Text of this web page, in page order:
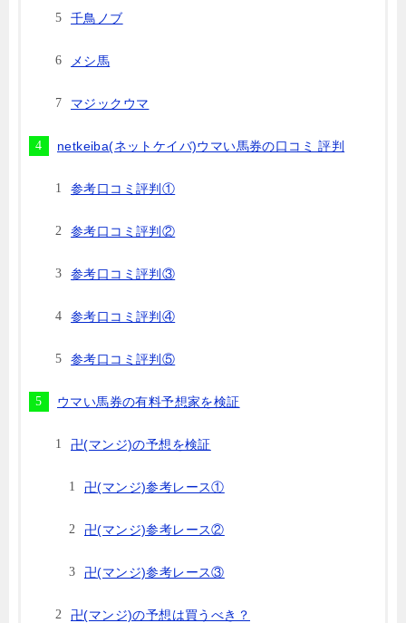
千鳥ノブ
メシ馬
マジックウマ
netkeiba(ネットケイバ)ウマい馬券の口コミ 評判
参考口コミ評判①
参考口コミ評判②
参考口コミ評判③
参考口コミ評判④
参考口コミ評判⑤
ウマい馬券の有料予想家を検証
卍(マンジ)の予想を検証
卍(マンジ)参考レース①
卍(マンジ)参考レース②
卍(マンジ)参考レース③
卍(マンジ)の予想は買うべき？